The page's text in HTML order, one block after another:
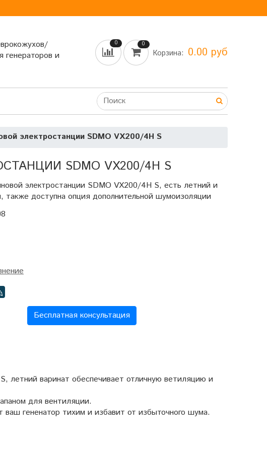
генераторов и
0 0
Корзина: 0.00 руб
электростанции SDMO VX200/4H S
SDMO VX200/4H S
электростанции SDMO VX200/4H S, есть летний и
также доступна опция дополнительной шумоизоляции
Бесплатная консультация
летний варинат обеспечивает отличную ветиляцию и
для вентиляции.
гененатор тихим и избавит от избыточного шума.